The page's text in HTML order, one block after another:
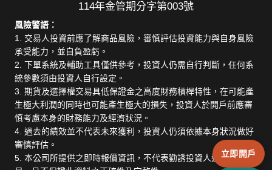
114年金管期分字第003號
風險警語：
1. 交易人投資前應了解商品風險，審慎評估投資能力與自身風險
承受能力，並自負盈虧。
2. 下單系統及輔助工具僅供參考，投資人仍需自行判斷，任何系
統參數須由投資人自行設定。
3. 期貨及選擇權交易具低保證金之高度財務槓桿特性，在可能產
生極大利潤的同時也可能產生極大的損失，投資人於開戶前應審
慎考慮本身的財務能力及經濟狀況。
4. 過去的績效並不代表未來獲利，投資人仍須依據本身狀況做好
審慎評估。
5. 本公司所提供之即時報價資訊，不代表勸誘投資人進行期貨交
立即開戶